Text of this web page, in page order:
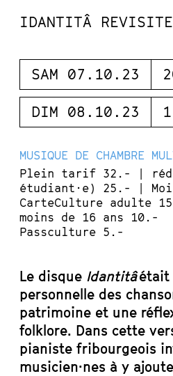
IDANTITÂ
SAM 07.10.23
DIM 08.10.23
MUSIQUE DE CHAMBRE
Plein tarif 32.- |
étudiant·e) 25.- |
CarteCulture adulte
moins de 16 ans 10.-
Passculture 5.-
Le disque Idantitâétait
personnelle des
patrimoine et une
folklore. Dans cette
pianiste fribourgeois
musicien·nes à y